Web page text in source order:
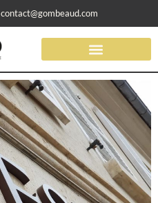
contact@gombeaud.com